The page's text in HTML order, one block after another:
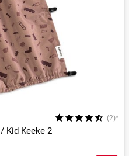
(2)*
Kid Keeke 2